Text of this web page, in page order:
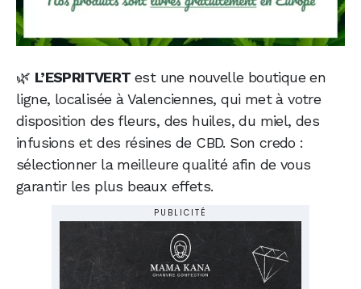
🌿 L’ESPRITVERTest une nouvelle boutique en
ligne, localisée à Valenciennes, qui met à votre
disposition des fleurs, des huiles, du miel, des
infusions et des résines de CBD. Son credo :
sélectionner la meilleure qualité afin de vous
garantir les plus beaux effets.
PUBLICITÉ